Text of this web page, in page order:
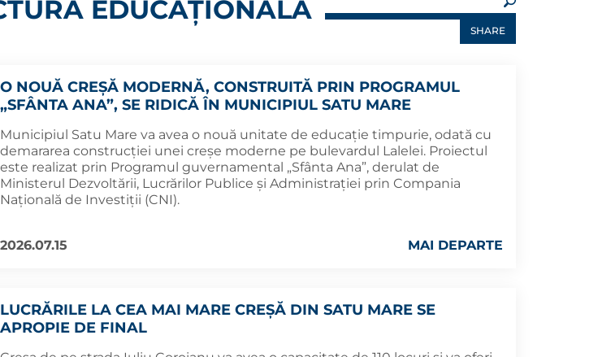
EDUCAȚIONALĂ
SHARE
O NOUĂ CREȘĂ MODERNĂ, CONSTRUITĂ PRIN PROGRAMUL
„SFÂNTA ANA”, SE RIDICĂ ÎN MUNICIPIUL SATU MARE
Municipiul Satu Mare va avea o nouă unitate de educație timpurie, odată cu
demararea construcției unei creșe moderne pe bulevardul Lalelei. Proiectul
este realizat prin Programul guvernamental „Sfânta Ana”, derulat de
Ministerul Dezvoltării, Lucrărilor Publice și Administrației prin Compania
Națională de Investiții (CNI).
2026.07.15 MAI DEPARTE
LUCRĂRILE LA CEA MAI MARE CREȘĂ DIN SATU MARE SE
APROPIE DE FINAL